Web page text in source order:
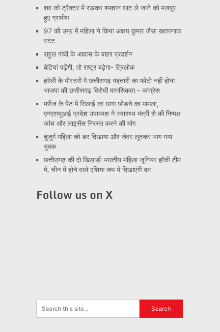
शव को ट्रैक्टर में रखकर श्मशान घाट ले जाने को मजबूर
हुए ग्रामीण
97 की उम्र में महिला ने किया अक्षय कुमार जैसा खतरनाक
स्टंट
राहुल गांधी के आवास के बाहर प्रदर्शन
बेटियां पढ़ेंगी, तो राष्ट्र बढ़ेगा- त्रिलोक
हरेली के पोस्टरों मे छत्तीसगढ़ महतारी का फोटो नहीं होना
भाजपा की छत्तीसगढ़ विरोधी मानसिकता – कांग्रेस
मरीज के पेट में सिलाई का धागा छोड़ने का मामला,
एनएसयूआई प्रदेश उपाध्यक्ष ने स्वास्थ्य मंत्री से की निष्पक्ष
जांच और लाइसेंस निरस्त करने की मांग
बुजुर्ग महिला को डर दिखाया और जेवर लूटकर भाग गया
युवक
छत्तीसगढ़ की दो खिलाड़ी भारतीय महिला जूनियर हॉकी टीम
में, चीन में होने वाले एशिया कप में दिखाएंगी दम
Follow us on X